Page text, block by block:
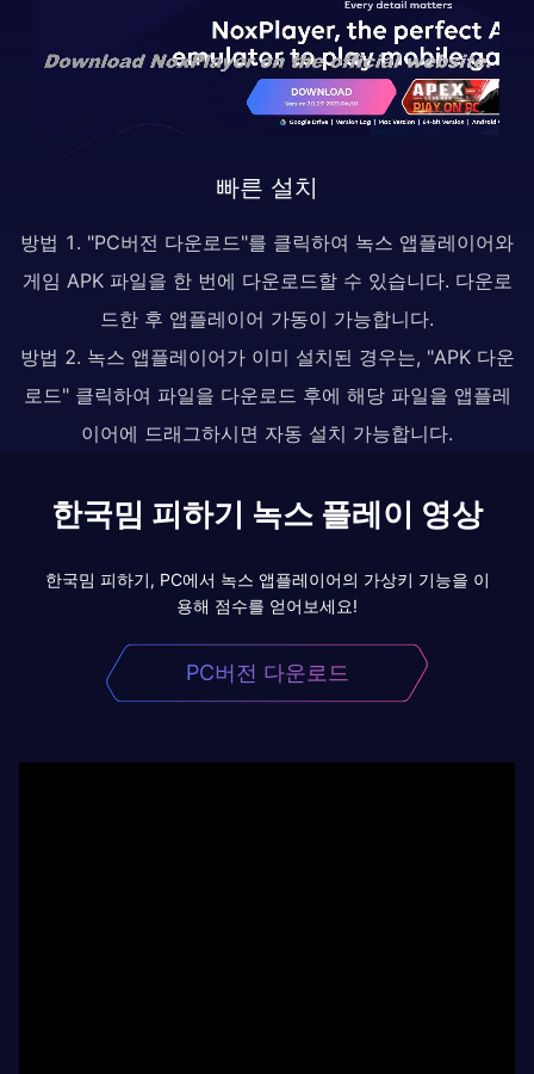
빠른 설치
방법 1. "PC버전 다운로드"를 클릭하여 녹스 앱플레이어와
게임 APK 파일을 한 번에 다운로드할 수 있습니다. 다운로
드한 후 앱플레이어 가동이 가능합니다.
방법 2. 녹스 앱플레이어가 이미 설치된 경우는, "APK 다운
로드" 클릭하여 파일을 다운로드 후에 해당 파일을 앱플레
이어에 드래그하시면 자동 설치 가능합니다.
한국밈 피하기 녹스 플레이 영상
한국밈 피하기, PC에서 녹스 앱플레이어의 가상키 기능을 이
용해 점수를 얻어보세요!
PC버전 다운로드